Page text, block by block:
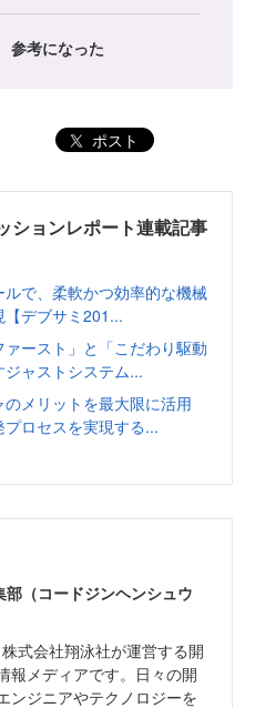
参考になった
ポスト
ションレポート連載記事
で、柔軟かつ効率的な機械
デブサミ201...
ースト」と「こだわり駆動
ャストシステム...
メリットを最大限に活用
ロセスを実現する...
（コードジンヘンシュウ
式会社翔泳社が運営する開
報メディアです。日々の開
ンジニアやテクノロジーを